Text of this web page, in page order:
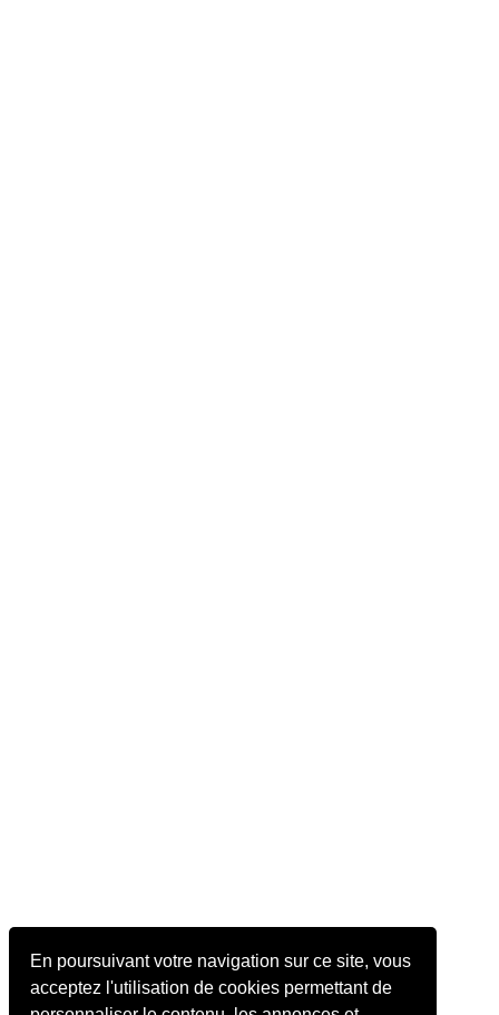
En poursuivant votre navigation sur ce site, vous
acceptez l'utilisation de cookies permettant de